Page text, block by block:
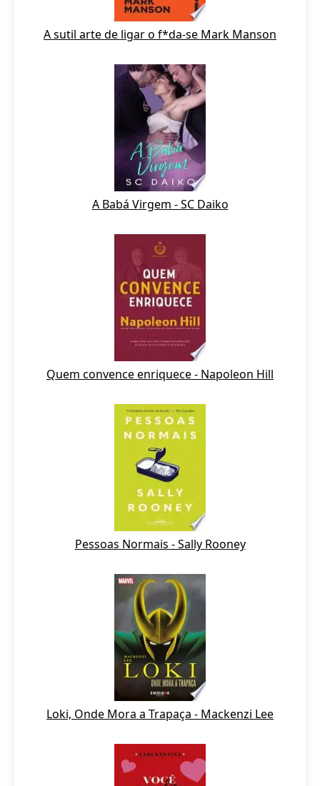
A sutil arte de ligar o f*da-se Mark Manson
A Babá Virgem - SC Daiko
Quem convence enriquece - Napoleon Hill
Pessoas Normais - Sally Rooney
Loki, Onde Mora a Trapaça - Mackenzi Lee